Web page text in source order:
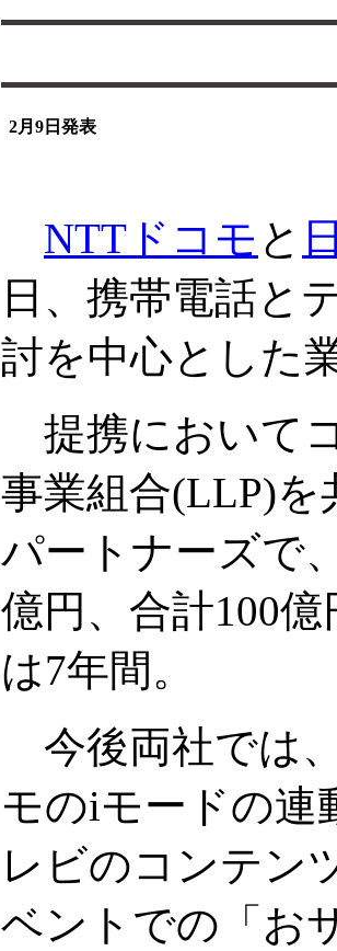
2月9日発表
NTTドコモ と
日、携帯電話と
討を中心とした
提携において
事業組合(LLP)
パートナーズで
億円、合計100
は7年間。
今後両社では
モのiモードの連
レビのコンテン
ベントでの「お